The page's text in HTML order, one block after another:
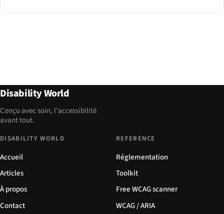
Disability World
Conçu avec soin, l'accessibilité
avant tout.
DISABILITY WORLD
Accueil
Articles
À propos
Contact
REFERENCE
Réglementation
Toolkit
Free WCAG scanner
WCAG / ARIA